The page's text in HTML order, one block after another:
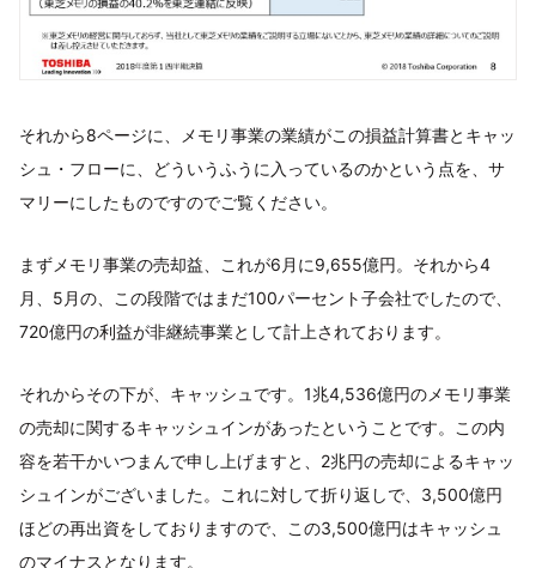
それから8ページに、メモリ事業の業績がこの損益計算書とキャッ
シュ・フローに、どういうふうに入っているのかという点を、サ
マリーにしたものですのでご覧ください。
まずメモリ事業の売却益、これが6月に9,655億円。それから4
月、5月の、この段階ではまだ100パーセント子会社でしたので、
720億円の利益が非継続事業として計上されております。
それからその下が、キャッシュです。1兆4,536億円のメモリ事業
の売却に関するキャッシュインがあったということです。この内
容を若干かいつまんで申し上げますと、2兆円の売却によるキャッ
シュインがございました。これに対して折り返しで、3,500億円
ほどの再出資をしておりますので、この3,500億円はキャッシュ
のマイナスとなります。